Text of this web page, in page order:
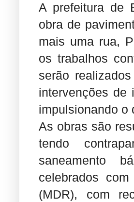
A prefeitura de
obra de
mais uma rua,
os trabalhos
serão
intervenções de
impulsionando o
As obras são
tendo
saneamento
celebrados
(MDR), com